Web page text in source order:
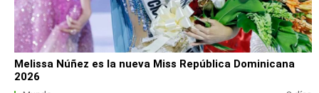
Melissa Núñez es la nueva Miss República Dominicana
2026